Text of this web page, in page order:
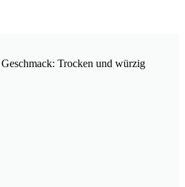
Trocken und würzig